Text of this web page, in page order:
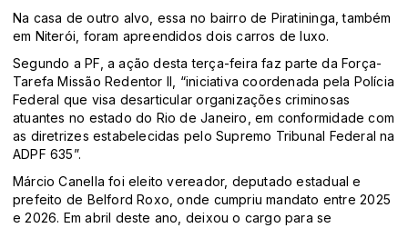
Na casa de outro alvo, essa no bairro de Piratininga, também
em Niterói, foram apreendidos dois carros de luxo.
Segundo a PF, a ação desta terça-feira faz parte da Força-
Tarefa Missão Redentor II, “iniciativa coordenada pela Polícia
Federal que visa desarticular organizações criminosas
atuantes no estado do Rio de Janeiro, em conformidade com
as diretrizes estabelecidas pelo Supremo Tribunal Federal na
ADPF 635”.
Márcio Canella foi eleito vereador, deputado estadual e
prefeito de Belford Roxo, onde cumpriu mandato entre 2025
e 2026. Em abril deste ano, deixou o cargo para se